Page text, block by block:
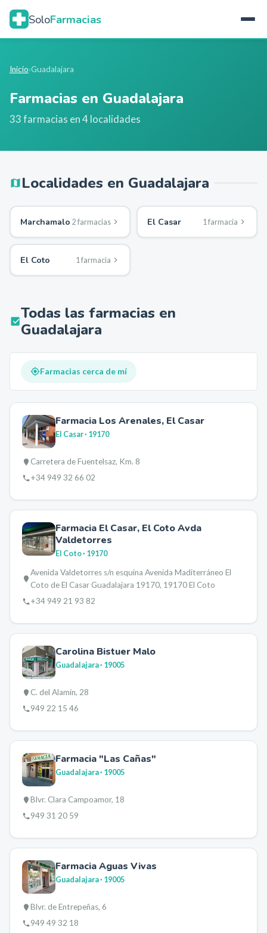
SoloFarmacias
Inicio›Guadalajara
Farmacias en Guadalajara
33farmacias en4localidades
Localidades en Guadalajara
Marchamalo 2 farmacias El Casar 1 farmacia
El Coto 1 farmacia
Todas las farmacias en
Guadalajara
Farmacias cerca de mí
Farmacia Los Arenales, El Casar
El Casar· 19170
Carretera de Fuentelsaz, Km. 8
+34 949 32 66 02
Farmacia El Casar, El Coto Avda
Valdetorres
El Coto· 19170
Avenida Valdetorres s/n esquina Avenida Maditerráneo El
Coto de El Casar Guadalajara 19170, 19170 El Coto
+34 949 21 93 82
Carolina Bistuer Malo
Guadalajara· 19005
C. del Alamín, 28
949 22 15 46
Farmacia "Las Cañas"
Guadalajara· 19005
Blvr. Clara Campoamor, 18
949 31 20 59
Farmacia Aguas Vivas
Guadalajara· 19005
Blvr. de Entrepeñas, 6
949 49 32 18